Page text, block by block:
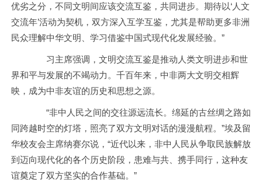
优劣之分，不同文明间应该交流互鉴，共同进步。期待以‘人文
交流年’活动为契机，双方深入互学互鉴，尤其是帮助更多非洲
民众理解中华文明、学习借鉴中国式现代化发展经验。”
习主席强调，文明交流互鉴是推动人类文明进步和世
界和平与发展的不竭动力。千百年来，中非两大文明交相辉
映，成为中非友谊的历史和思想之源。
“非中人民之间的交往源远流长。绵延的古丝绸之路如
同跨越时空的灯塔，照亮了双方文明对话的漫漫航程。”埃及留
华校友会主席纳赛尔说，“近代以来，非中人民从争取民族解放
到迈向现代化的各个历史阶段，患难与共、携手同行，这种友
谊奠定了双方坚实的合作基础。”